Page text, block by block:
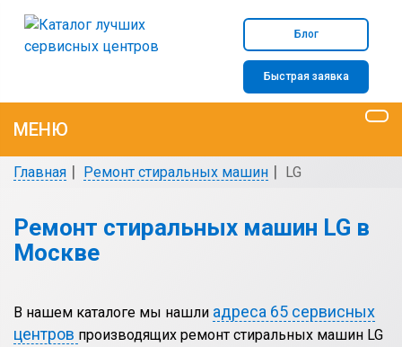
Блог
Быстрая заявка
МЕНЮ
Главная Ремонт стиральных машин LG
Ремонт стиральных машин LG в
Москве
В нашем каталоге мы нашли адреса 65 сервисных
центров производящих ремонт стиральных машин LG